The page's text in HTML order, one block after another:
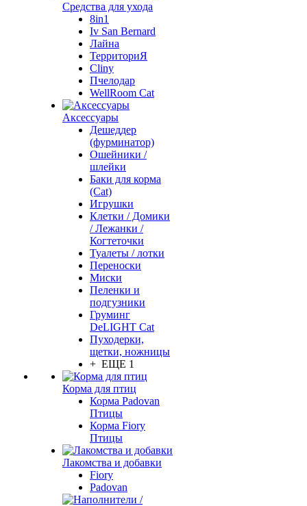
Средства для ухода
8in1
Iv San Bernard
Лайна
ТерриториЯ
Cliny
Пчелодар
WellRoom Cat
Аксессуары
Дешеддер
(фурминатор)
Ошейники /
шлейки
Баки для корма
(Cat)
Игрушки
Клетки / Домики
/ Лежанки /
Когтеточки
Туалеты / лотки
Переноски
Миски
Пеленки и
подгузники
Груминг
DeLIGHT Cat
Пуходерки,
щетки, ножницы
+ ЕЩЕ 1
Корма для птиц
Корма Padovan
Птицы
Корма Fiory
Птицы
Лакомства и добавки
Fiory
Padovan